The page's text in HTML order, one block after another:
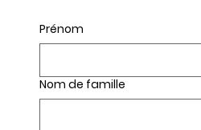
éloigné, ou
la retirer en
réception ; nous
contacterons à
Prénom
Nom de famille